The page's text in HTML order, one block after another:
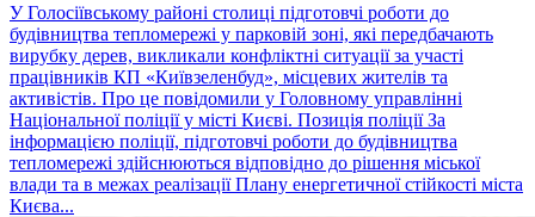
У Голосіївському районі столиці підготовчі роботи до
будівництва тепломережі у парковій зоні, які передбачають
вирубку дерев, викликали конфліктні ситуації за участі
працівників КП «Київзеленбуд», місцевих жителів та
активістів. Про це повідомили у Головному управлінні
Національної поліції у місті Києві. Позиція поліції За
інформацією поліції, підготовчі роботи до будівництва
тепломережі здійснюються відповідно до рішення міської
влади та в межах реалізації Плану енергетичної стійкості міста
Києва...